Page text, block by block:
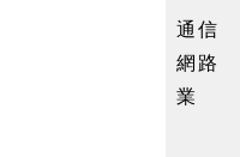
通信
網路
業